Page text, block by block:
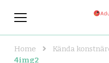
Home Kända
4img2